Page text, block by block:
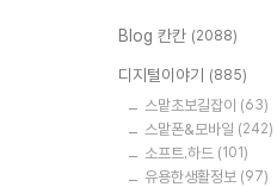
Blog 칸칸 (2088)
디지털이야기 (885)
스맡초보길잡이 (63)
스맡폰&모바일 (242)
소프트.하드 (101)
유용한생활정보 (97)